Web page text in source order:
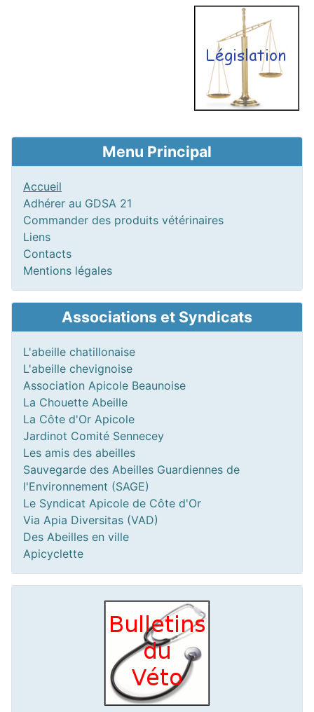
Menu Principal
Accueil
Adhérer au GDSA 21
Commander des produits vétérinaires
Liens
Contacts
Mentions légales
Associations et Syndicats
L'abeille chatillonaise
L'abeille chevignoise
Association Apicole Beaunoise
La Chouette Abeille
La Côte d'Or Apicole
Jardinot Comité Sennecey
Les amis des abeilles
Sauvegarde des Abeilles Guardiennes de
l'Environnement (SAGE)
Le Syndicat Apicole de Côte d'Or
Via Apia Diversitas (VAD)
Des Abeilles en ville
Apicyclette